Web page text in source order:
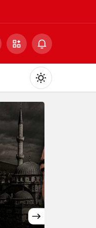
Mod
değiştir